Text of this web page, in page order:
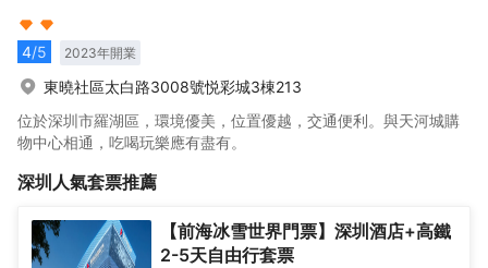
4/5 2023年開業
東曉社區太白路3008號悦彩城3棟213
位於深圳市羅湖區，環境優美，位置優越，交通便利。與天河城購
物中心相通，吃喝玩樂應有盡有。
深圳 人氣套票推薦
【前海冰雪世界門票】深圳酒店+高鐵
2-5天自由行套票